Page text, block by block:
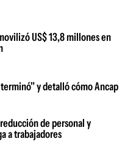
US$ 13,8 millones en
y detalló cómo Ancap
de personal y
a trabajadores